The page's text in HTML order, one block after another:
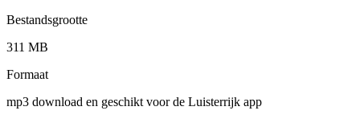
Bestandsgrootte
311 MB
Formaat
mp3 download en geschikt voor de Luisterrijk app